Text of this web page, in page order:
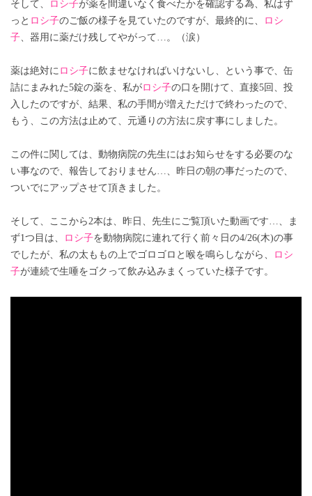
そして、 ロシ子が薬を間違いなく食べたかを確認する為、私はず
っと ロシ子のご飯の様子を見ていたのですが、最終的に、
ロシ
子、器用に薬だけ残してやがって…。（涙）
薬は絶対に ロシ子に飲ませなければいけないし、という事で、缶
詰にまみれた5錠の薬を、私がロシ子の口を開けて、直接5回、投
入したのですが、結果、私の手間が増えただけで終わったので、
もう、この方法は止めて、元通りの方法に戻す事にしました。
この件に関しては、動物病院の先生にはお知らせをする必要のな
い事なので、報告しておりません…、昨日の朝の事だったので、
ついでにアップさせて頂きました。
そして、ここから2本は、昨日、先生にご覧頂いた動画です…、ま
ず1つ目は、
ロシ子を動物病院に連れて行く前々日の4/26(木)の事
でしたが、私の太ももの上でゴロゴロと喉を鳴らしながら、
ロシ
子が連続で生唾をゴクって飲み込みまくっていた様子です。